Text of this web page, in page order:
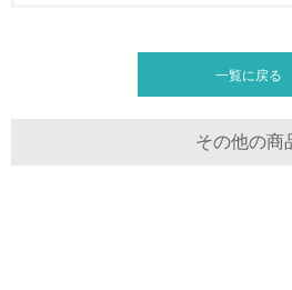
一覧に戻る
その他の商